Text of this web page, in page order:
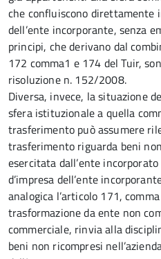
che confluiscono direttamente
dell’ente incorporante, senza
principi, che derivano dal
172 comma1 e 174 del Tuir,
risoluzione n. 152/2008.
Diversa, invece, la situazione
sfera istituzionale a quella
trasferimento può assumere
trasferimento riguarda beni
esercitata dall’ente
d’impresa dell’ente
analogica l’articolo 171,
trasformazione da ente non
commerciale, rinvia alla
beni non ricompresi